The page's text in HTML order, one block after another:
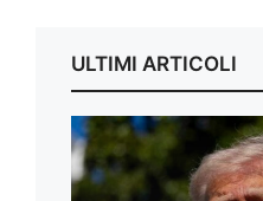
ULTIMI ARTICOLI